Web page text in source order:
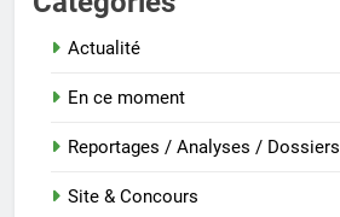
Actualité
En ce moment
Reportages / Analyses / Dossiers
Site & Concours